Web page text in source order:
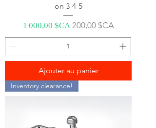
on 3-4-5
Prix original
1 000,00 $CA Prix promotionnel
200,00 $CA
Ajouter au panier
Inventory clearance!